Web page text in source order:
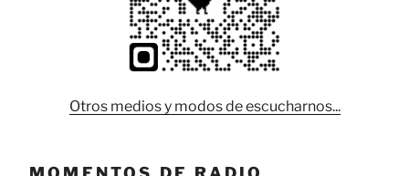
Otros medios y modos de escucharnos...